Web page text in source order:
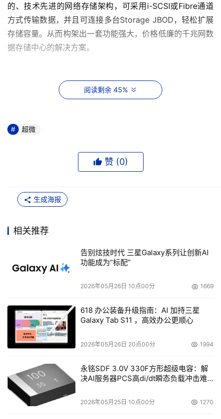
的、技术先进的网络存储架构，可采用i-SCSI或Fibre通道
方式传输数据，并且可连接多台Storage JBOD，轻松扩展
存储容量。从而构架出一套功能强大，价格低廉的千兆网数
据存储中心的解决方案。
要的，其本身功能十分强大，采用双Intel P4 XEON处理
器，内存支持最大可扩展到16GB DDR ECC REG，磁盘系
盘，相对于传统的ATA IDE设备，大大增加了传输速率，提
高了反应速度，其性能更加接近SCSI硬盘，而投入的成本
相对于SCSI设备更加低廉，当然对于高端用户，
SuperMicro（超微）更是提供了对Ultra 320 SCSI硬盘的
支持。其单机本身最大支持12块硬盘，具有600W冗余电源
设计，为其提供强大动力。集成双千兆网卡，轻松构建千兆
网络存储。还可连接多台SuperMicro 942 Storage
JBOD，每台最大可支持15块硬盘，可以根据用户使用阶
段、承受能力的不同，不断扩充容量，具有超强的可用性，
面对新的机遇和挑战，SuperMicro（超微）迎头跟进，
推出了这套极具竞争力的产品，对SuperMicro（超微）来
阅读剩余 45%
超微
赞 (0)
生成海报
相关推荐
告别炫技时代 三星Galaxy系列让创新AI
功能成为“标配”
2026年05月26日 10点00分 1669
618 办公装备升级指南：AI 加持三星
Galaxy Tab S11 ，高效办公更顺心
2026年05月26日 20点00分 1994
永铭SDF 3.0V 330F方形超级电容：解
决AI服务器PCS高di/dt瞬态负载冲击难
2026年05月25日 10点00分 1270